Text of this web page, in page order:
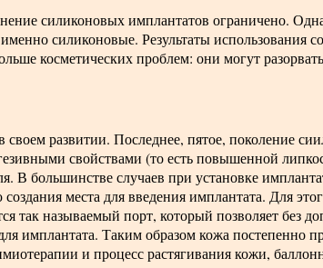
силиконовых имплантатов ограничено.
силиконовые. Результаты использования
косметических проблем: они могут
развитии. Последнее, пятое, поколение
свойствами (то есть повышенной
В большинстве случаев при установке
места для введения имплантата. Для
так называемый порт, который позволяет без
имплантата. Таким образом кожа постепенно
и процесс растягивания кожи,